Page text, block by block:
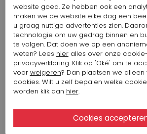
DE SAMENWERKING
EN PENNINKHOFMODE
In de jaren 90 werd er een
van Maripé. Na enkele jaren afscheid
genomen hebben wij in 2012 de
opgenomen in ons assortiment.
mogelijkheden kiezen wij altijd
onze eigen wijze uniek kunnen maken
materialen en kleuren zodat wij elk
uitgebreid aanbod hebben waarmee
collega’s kunnen onderscheiden.
website goed. Ze hebben ook een
maken we de website elke dag een
u graag nuttige advertenties zien.
technologie om uw gedrag binnen en
te volgen. Dat doen we op een
weten? Lees hieralles over onze
privacyverklaring. Klik op 'Oké' om te
voor weigeren? Dan plaatsen we alleen
cookies. Wilt u zelf bepalen welke
worden klik dan hier.